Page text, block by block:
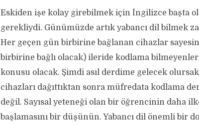
Eskiden işe kolay girebilmek için İngilizce başta
gerekliydi. Günümüzde artık yabancı dil bilmek
Her geçen gün birbirine bağlanan cihazlar
birbirine bağlı olacak) ileride kodlama
konusu olacak. Şimdi asıl derdime gelecek
cihazları dağıttıktan sonra müfredata kodlama
değil. Sayısal yeteneği olan bir öğrencinin daha
başlamasını bir düşünün. Yabancı dil önemli bir